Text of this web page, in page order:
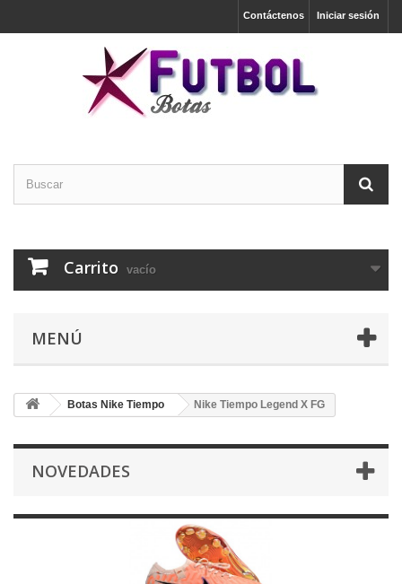
Iniciar sesión
Contáctenos
Carrito vacío
MENÚ
Botas Nike Tiempo Nike Tiempo Legend X FG
NOVEDADES